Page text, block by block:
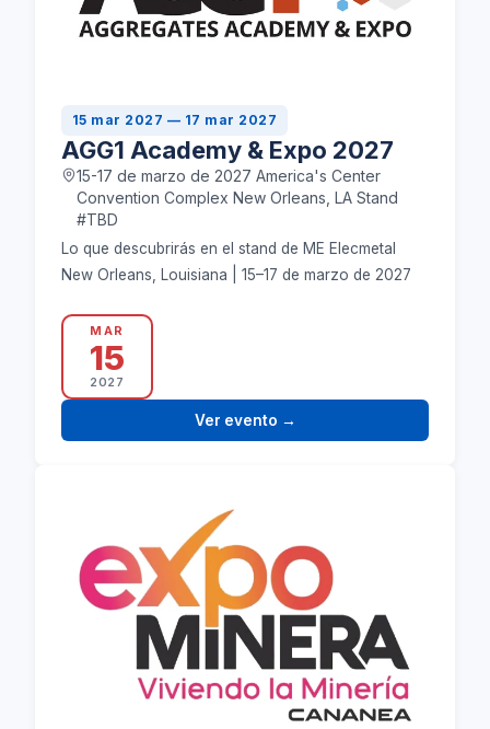
15 mar 2027 — 17 mar 2027
AGG1 Academy & Expo 2027
15-17 de marzo de 2027 America's Center
Convention Complex New Orleans, LA Stand
#TBD
Lo que descubrirás en el stand de ME Elecmetal
New Orleans, Louisiana | 15–17 de marzo de 2027
MAR
15
2027
Ver evento →